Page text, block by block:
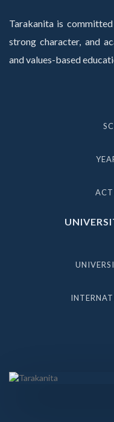
Tarakanita is
strong character, and
and values-based